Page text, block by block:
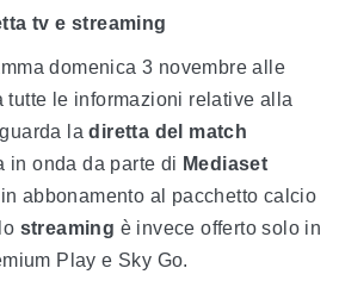
tv e streaming
domenica 3 novembre alle
tutte le informazioni relative alla
ladiretta del match
in onda da parte di Mediaset
abbonamento al pacchetto calcio
streaming è invece offerto solo in
Play e Sky Go.